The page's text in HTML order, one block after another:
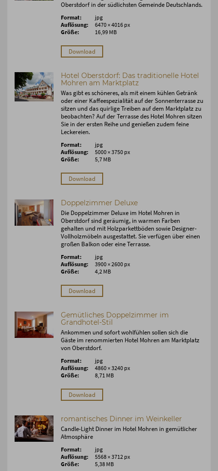
Oberstdorf in der südlichsten Gemeinde Deutschlands.
Format:
jpg
Auflösung:
6470 × 4016 px
Größe:
16,99 MB
Download
Hotel Oberstdorf: Das traditionelle Hotel
Mohren am Marktplatz
Was gibt es schöneres, als mit einem kühlen Getränk
oder einer Kaffeespezialität auf der Sonnenterrasse zu
sitzen und das quirlige Treiben auf dem Marktplatz zu
beobachten? Auf der Terrasse des Hotel Mohren sitzen
Sie in der ersten Reihe und genießen zudem feine
Leckereien.
Format:
jpg
Auflösung:
5000 × 3750 px
Größe:
5,7 MB
Download
Doppelzimmer Deluxe
Die Doppelzimmer Deluxe im Hotel Mohren in
Oberstdorf sind geräumig, in warmen Farben
gehalten und mit Holzparkettböden sowie Designer-
Vollholzmöbeln ausgestattet. Sie verfügen über einen
großen Balkon oder eine Terrasse.
Format:
jpg
Auflösung:
3900 × 2600 px
Größe:
4,2 MB
Download
Gemütliches Doppelzimmer im
Grandhotel-Stil
Ankommen und sofort wohlfühlen sollen sich die
Gäste im renommierten Hotel Mohren am Marktplatz
von Oberstdorf.
Format:
jpg
Auflösung:
4860 × 3240 px
Größe:
8,71 MB
Download
romantisches Dinner im Weinkeller
Candle-Light Dinner im Hotel Mohren in gemütlicher
Atmosphäre
Format:
jpg
Auflösung:
5568 × 3712 px
Größe:
5,38 MB